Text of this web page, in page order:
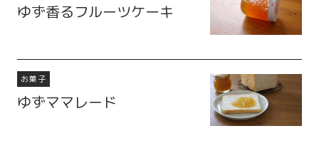
ゆず香るフルーツケーキ
お菓子
ゆずママレード